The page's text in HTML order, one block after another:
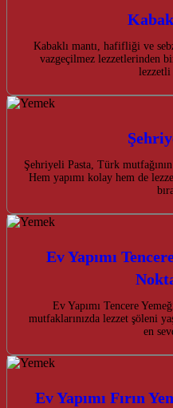
Kabaklı mantı, hafifliği ve
vazgeçilmez lezzetlerinden
Şehriyeli Pasta, Türk
Hem yapımı kolay hem de
Ev Yapımı
Ev Yapımı Tencere
mutfaklarınızda lezzet şöleni
en
Ev Yapımı Fırın